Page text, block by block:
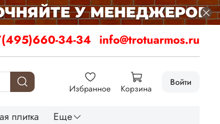
34-34 info@trotuarmos.ru
Избранное Корзина
Войти
плитка Еще